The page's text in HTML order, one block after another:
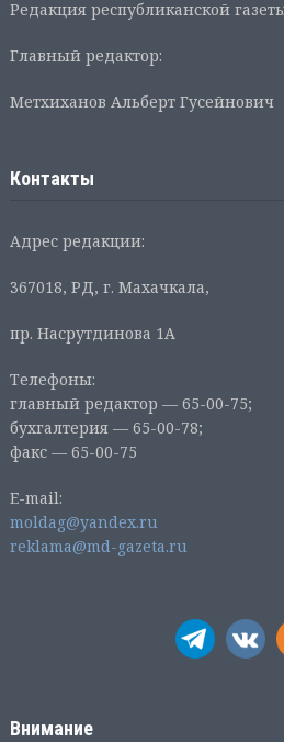
Редакция республиканской
Главный редактор:
Метхиханов Альберт Гусейнович
Контакты
Адрес редакции:
367018, РД, г. Махачкала,
пр. Насрутдинова 1А
Телефоны:
главный редактор — 65-00-75;
бухгалтерия — 65-00-78;
факс — 65-00-75
E-mail:
moldag@yandex.ru
reklama@md-gazeta.ru
Внимание